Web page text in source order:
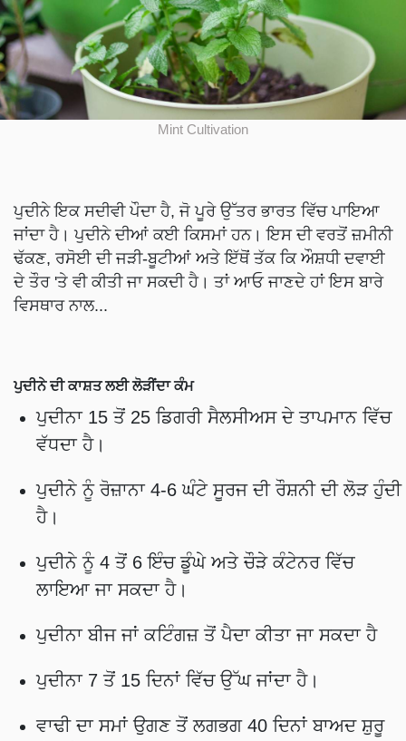
Mint Cultivation
ਪੁਦੀਨੇ ਇਕ ਸਦੀਵੀ ਪੌਦਾ ਹੈ, ਜੋ ਪੂਰੇ ਉੱਤਰ ਭਾਰਤ ਵਿੱਚ ਪਾਇਆ
ਜਾਂਦਾ ਹੈ। ਪੁਦੀਨੇ ਦੀਆਂ ਕਈ ਕਿਸਮਾਂ ਹਨ। ਇਸ ਦੀ ਵਰਤੋਂ ਜ਼ਮੀਨੀ
ਢੱਕਣ, ਰਸੋਈ ਦੀ ਜੜੀ-ਬੂਟੀਆਂ ਅਤੇ ਇੱਥੋਂ ਤੱਕ ਕਿ ਔਸ਼ਧੀ ਦਵਾਈ
ਦੇ ਤੌਰ 'ਤੇ ਵੀ ਕੀਤੀ ਜਾ ਸਕਦੀ ਹੈ। ਤਾਂ ਆਓ ਜਾਣਦੇ ਹਾਂ ਇਸ ਬਾਰੇ
ਵਿਸਥਾਰ ਨਾਲ...
ਪੁਦੀਨੇ ਦੀ ਕਾਸ਼ਤ ਲਈ ਲੋੜੀਂਦਾ ਕੰਮ
ਪੁਦੀਨਾ 15 ਤੋਂ 25 ਡਿਗਰੀ ਸੈਲਸੀਅਸ ਦੇ ਤਾਪਮਾਨ ਵਿੱਚ
ਵੱਧਦਾ ਹੈ।
ਪੁਦੀਨੇ ਨੂੰ ਰੋਜ਼ਾਨਾ 4-6 ਘੰਟੇ ਸੂਰਜ ਦੀ ਰੌਸ਼ਨੀ ਦੀ ਲੋੜ ਹੁੰਦੀ
ਹੈ।
ਪੁਦੀਨੇ ਨੂੰ 4 ਤੋਂ 6 ਇੰਚ ਡੂੰਘੇ ਅਤੇ ਚੌੜੇ ਕੰਟੇਨਰ ਵਿੱਚ
ਲਾਇਆ ਜਾ ਸਕਦਾ ਹੈ।
ਪੁਦੀਨਾ ਬੀਜ ਜਾਂ ਕਟਿੰਗਜ਼ ਤੋਂ ਪੈਦਾ ਕੀਤਾ ਜਾ ਸਕਦਾ ਹੈ
ਪੁਦੀਨਾ 7 ਤੋਂ 15 ਦਿਨਾਂ ਵਿੱਚ ਉੱਘ ਜਾਂਦਾ ਹੈ।
ਵਾਢੀ ਦਾ ਸਮਾਂ ਉਗਣ ਤੋਂ ਲਗਭਗ 40 ਦਿਨਾਂ ਬਾਅਦ ਸ਼ੁਰੂ